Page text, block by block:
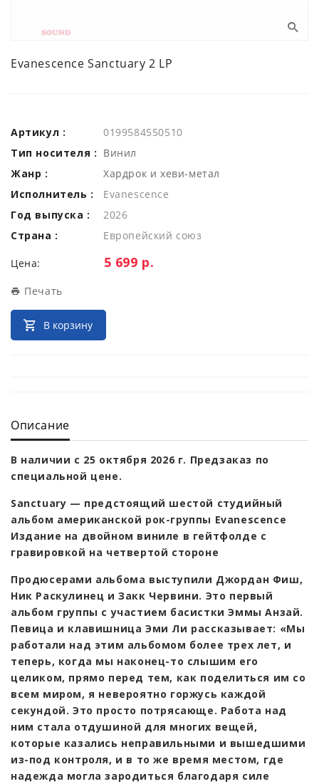
Evanescence Sanctuary 2 LP
Артикул :
0199584550510
Тип носителя : Винил
Жанр :
Хардрок и хеви-метал
Исполнитель :
Evanescence
Год выпуска :
2026
Страна :
Европейский союз
Цена: Цена:
5 699 р.
Печать
В корзину
Описание
В наличии с 25 октября 2026 г. Предзаказ по
специальной цене.
Sanctuary — предстоящий шестой студийный
альбом американской рок-группы Evanescence
Издание на двойном виниле в гейтфолде с
гравировкой на четвертой стороне
Продюсерами альбома выступили Джордан Фиш,
Ник Раскулинец и Закк Червини. Это первый
альбом группы с участием басистки Эммы Анзай.
Певица и клавишница Эми Ли рассказывает: «Мы
работали над этим альбомом более трех лет, и
теперь, когда мы наконец-то слышим его
целиком, прямо перед тем, как поделиться им со
всем миром, я невероятно горжусь каждой
секундой. Это просто потрясающе. Работа над
ним стала отдушиной для многих вещей,
которые казались неправильными и вышедшими
из-под контроля, и в то же время местом, где
надежда могла зародиться благодаря силе